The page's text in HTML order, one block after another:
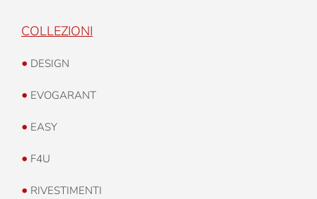
COLLEZIONI
• DESIGN
• EVOGARANT
• EASY
• F4U
• RIVESTIMENTI